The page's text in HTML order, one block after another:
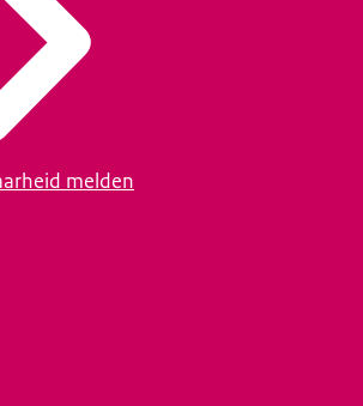
melden